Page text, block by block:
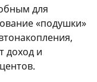
для
«подушки»
доход и